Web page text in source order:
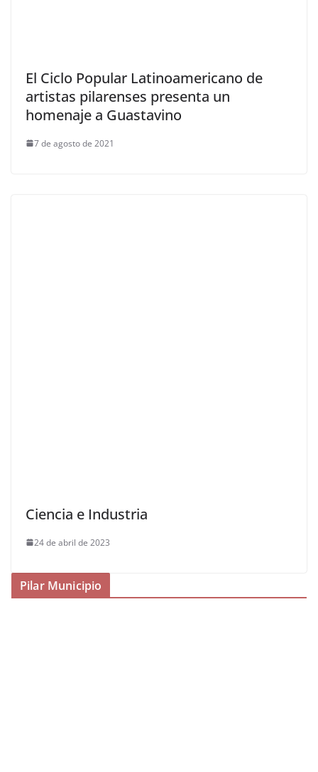
El Ciclo Popular Latinoamericano de
artistas pilarenses presenta un
homenaje a Guastavino
7 de agosto de 2021
Ciencia e Industria
24 de abril de 2023
Pilar Municipio